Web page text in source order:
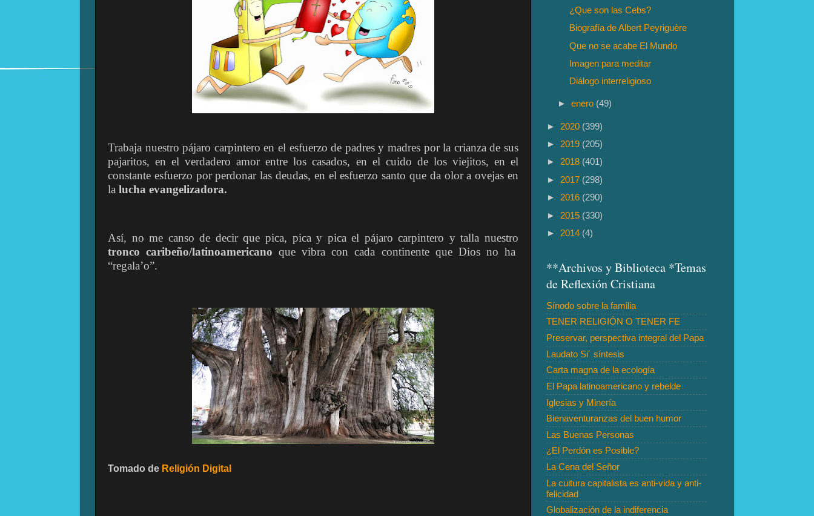
Trabaja nuestro pájaro carpintero en el esfuerzo de padres y madres por la crianza de sus
pajaritos, en el verdadero amor entre los casados, en el cuido de los viejitos, en el
constante esfuerzo por perdonar las deudas, en el esfuerzo santo que da olor a ovejas en
la lucha evangelizadora.
Así, no me canso de decir que pica, pica y pica el pájaro carpintero y talla nuestro
tronco caribeño/latinoamericanoque vibra con cada continente que Dios no ha
“regala’o”.
Tomado de Religión Digital
¿Que son las Cebs?
Biografía de Albert Peyriguère
Que no se acabe El Mundo
Imagen para meditar
Diálogo interreligioso
►enero (49)
► 2020 (399)
► 2019 (205)
► 2018 (401)
► 2017 (298)
► 2016 (290)
► 2015 (330)
► 2014 (4)
**Archivos y Biblioteca *Temas
de Reflexión Cristiana
Sínodo sobre la familia
TENER RELIGIÓN O TENER FE
Preservar, perspectiva integral del Papa
Laudato Si´ síntesis
Carta magna de la ecología
El Papa latinoamericano y rebelde
Iglesias y Minería
Bienaventuranzas del buen humor
Las Buenas Personas
¿El Perdón es Posible?
La Cena del Señor
La cultura capitalista es anti-vida y anti-
felicidad
Globalización de la indiferencia